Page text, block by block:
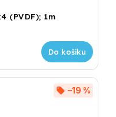
(PVDF); 1m
Do košíku
–19 %